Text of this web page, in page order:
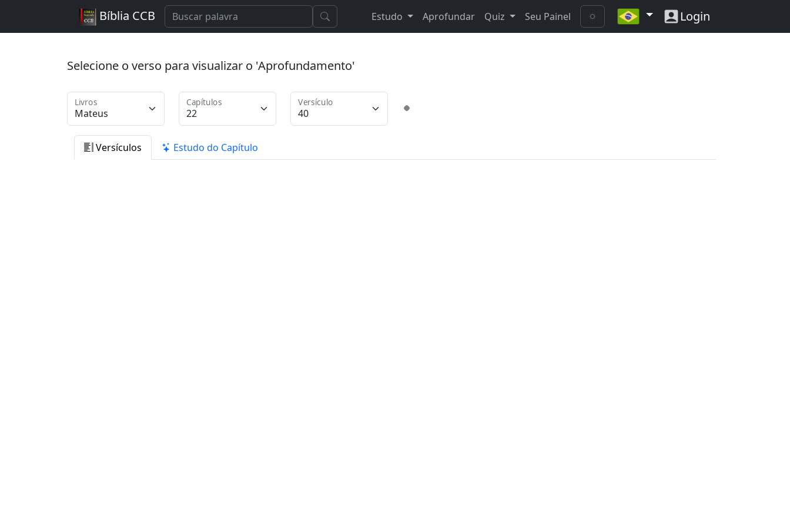
Bíblia CCB Estudo Aprofundar Quiz Seu Painel Login
Selecione o verso para visualizar o 'Aprofundamento'
Livros Capítulos Versículo
Versículos Estudo do Capítulo